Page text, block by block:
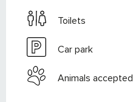
Toilets
Car park
Animals accepted